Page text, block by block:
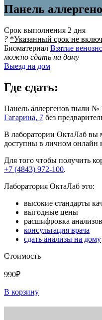
Панель
Срок выполнения 2 дня
? *Указанный срок не
Биоматериал Взятие
можно сдать на дому
Выезд на дом
Где сдать:
Панель аллергенов пыли №
Гагарина, 7 без
В лаборатории ОктаЛаб вы
доступны в личном онлайн
Для того чтобы получить
+7 (4843) 972-100.
Лаборатория ОктаЛаб это:
высокие стандарты
выгодные цены
расшифровка
консультация врача
сдать анализы на дому
Стоимость
990₽
В корзину